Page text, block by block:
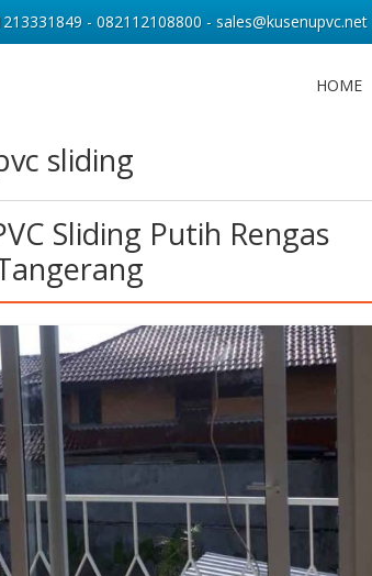
HOME
sliding
Sliding Putih Rengas
- 082112108800 - sales@kusenupvc.net